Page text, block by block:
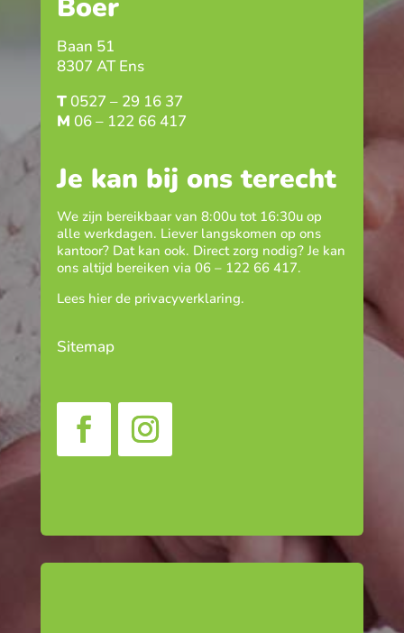
Boer
Baan 51
8307 AT Ens
T 0527 – 29 16 37
M 06 – 122 66 417
Je kan bij ons terecht
We zijn bereikbaar van 8:00u tot 16:30u op
alle werkdagen. Liever langskomen op ons
kantoor? Dat kan ook. Direct zorg nodig? Je kan
ons altijd bereiken via 06 – 122 66 417.
Lees hier de privacyverklaring.
Sitemap